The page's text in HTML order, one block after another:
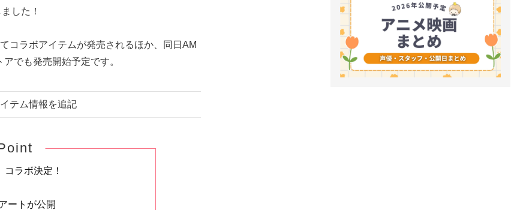
した！
コラボアイテムが発売されるほか、同日AM
でも発売開始予定です。
テム情報を追記
コラボ決定！
ートが公開